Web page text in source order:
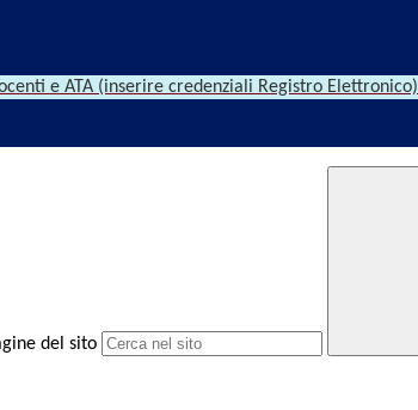
e ATA (inserire credenziali Registro Elettronico)
del sito